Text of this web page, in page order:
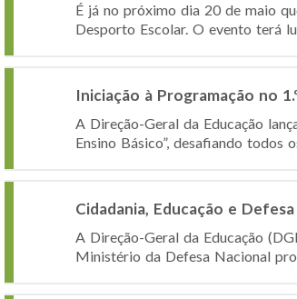
É já no próximo dia 20 de maio
Desporto Escolar. O evento terá
Iniciação à Programação no
A Direção-Geral da Educação
Ensino Básico”, desafiando todos
Cidadania, Educação e
A Direção-Geral da Educação
Ministério da Defesa Nacional